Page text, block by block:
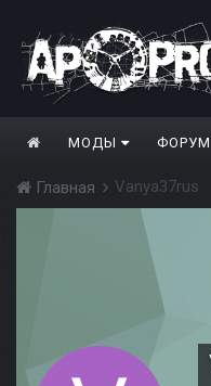
МОДЫ ФОРУМ
Главная Vanya37rus